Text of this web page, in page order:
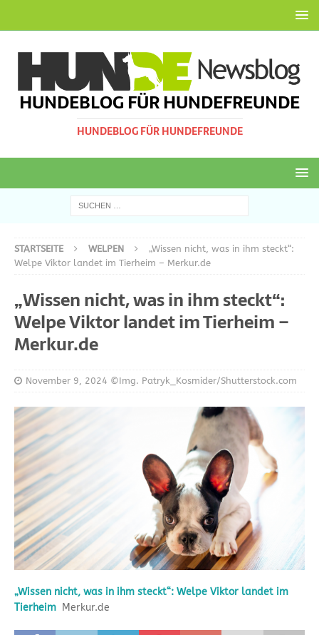
HUNDEBLOG FÜR HUNDEFREUNDE
HUNDEBLOG FÜR HUNDEFREUNDE
STARTSEITE WELPEN
„Wissen nicht, was in ihm steckt“:
Welpe Viktor landet im Tierheim – Merkur.de
„Wissen nicht, was in ihm steckt“:
Welpe Viktor landet im Tierheim –
Merkur.de
November 9, 2024 ©Img. Patryk_Kosmider/Shutterstock.com
„Wissen nicht, was in ihm steckt“: Welpe Viktor landet im
Tierheim Merkur.de